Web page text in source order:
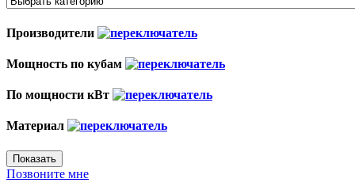
Производители
Мощность по кубам
По мощности кВт
Материал
Показать
Позвоните мне